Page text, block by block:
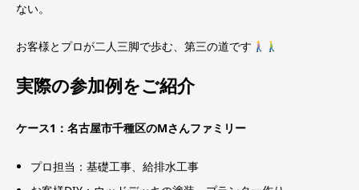
ない。
お客様とプロが二人三脚で歩む、第三の道です
実際の参加例をご紹介
ケース1：名古屋市千種区のMさんファミリー
プロ担当：基礎工事、給排水工事